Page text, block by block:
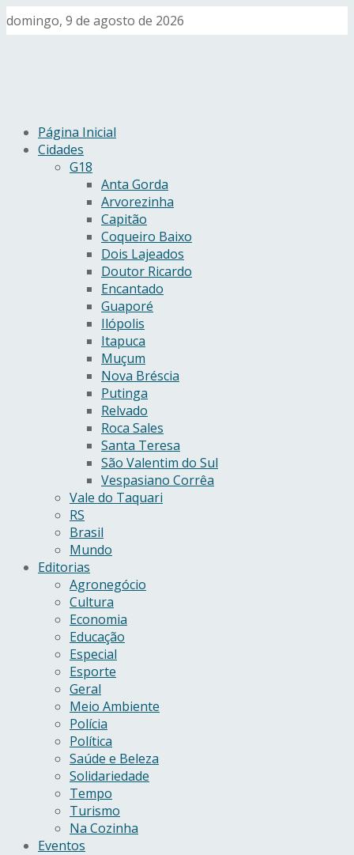
domingo, 9 de agosto de 2026
Página Inicial
Cidades
G18
Anta Gorda
Arvorezinha
Capitão
Coqueiro Baixo
Dois Lajeados
Doutor Ricardo
Encantado
Guaporé
Ilópolis
Itapuca
Muçum
Nova Bréscia
Putinga
Relvado
Roca Sales
Santa Teresa
São Valentim do Sul
Vespasiano Corrêa
Vale do Taquari
RS
Brasil
Mundo
Editorias
Agronegócio
Cultura
Economia
Educação
Especial
Esporte
Geral
Meio Ambiente
Polícia
Política
Saúde e Beleza
Solidariedade
Tempo
Turismo
Na Cozinha
Eventos